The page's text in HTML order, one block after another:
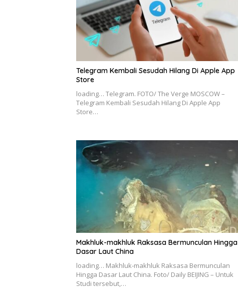
Telegram Kembali Sesudah Hilang Di Apple App
Store
loading… Telegram. FOTO/ The Verge MOSCOW –
Telegram Kembali Sesudah Hilang Di Apple App
Store…
Makhluk-makhluk Raksasa Bermunculan Hingga
Dasar Laut China
loading… Makhluk-makhluk Raksasa Bermunculan
Hingga Dasar Laut China. Foto/ Daily BEIJING – Untuk
Studi tersebut,…